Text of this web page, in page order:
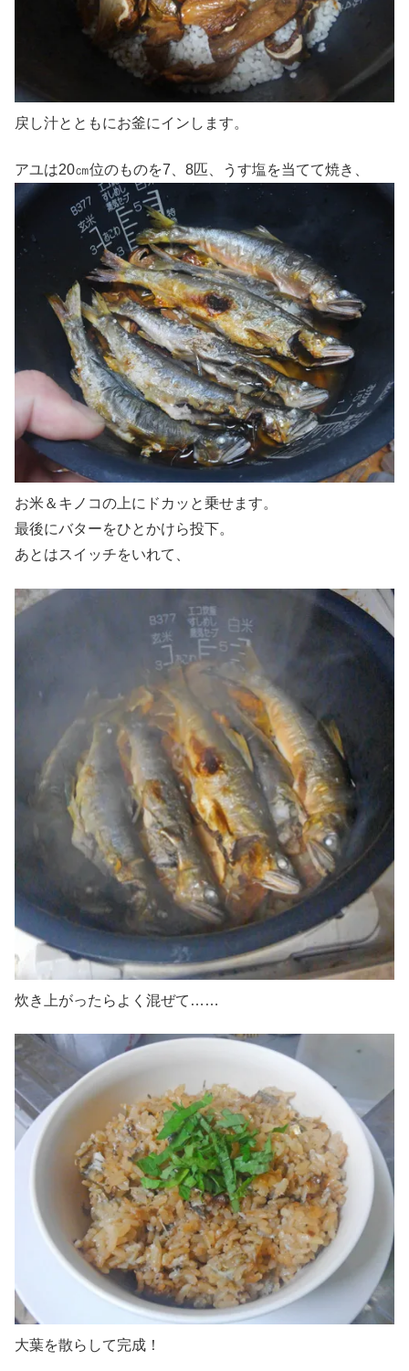
戻し汁とともにお釜にインします。
アユは20㎝位のものを7、8匹、うす塩を当てて焼き、
お米＆キノコの上にドカッと乗せます。
最後にバターをひとかけら投下。
あとはスイッチをいれて、
炊き上がったらよく混ぜて……
大葉を散らして完成！